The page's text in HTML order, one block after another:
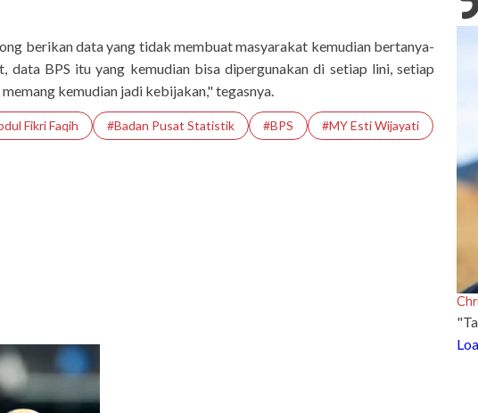
berikan data yang tidak membuat masyarakat kemudian bertanya-
data BPS itu yang kemudian bisa dipergunakan di setiap lini, setiap
kemudian jadi kebijakan," tegasnya.
Fikri Faqih #Badan Pusat Statistik #BPS
#MY Esti Wijayati